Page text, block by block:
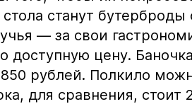
станут бутерброды
— за свои
доступную цену.
рублей. Полкило
для сравнения, стоит